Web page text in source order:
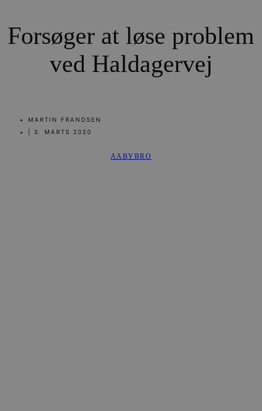
Forsøger at løse problem
ved Haldagervej
MARTIN FRANDSEN
3. MARTS 2020
AABYBRO